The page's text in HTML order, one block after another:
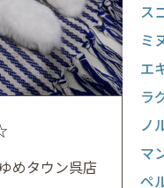
ゆめタウン呉店
ス
ミ
エ
ラ
ノ
マ
ペ